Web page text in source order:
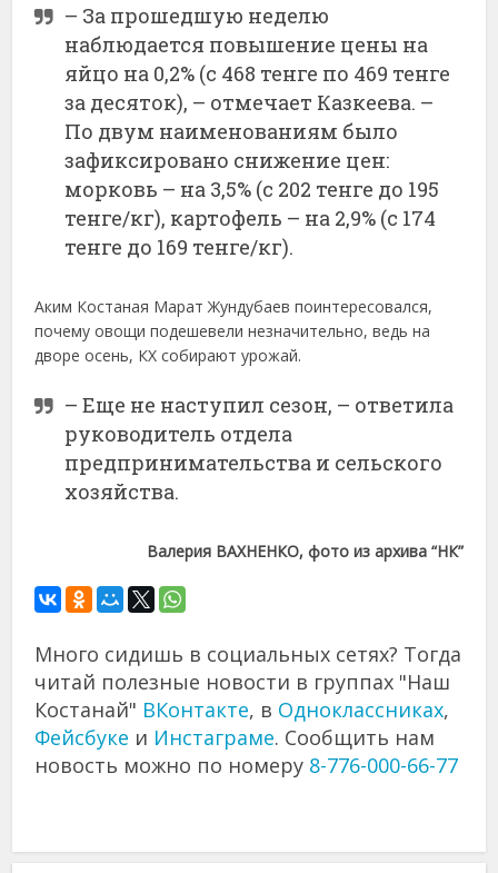
– За прошедшую неделю
наблюдается повышение цены на
яйцо на 0,2% (с 468 тенге по 469 тенге
за десяток), – отмечает Казкеева. –
По двум наименованиям было
зафиксировано снижение цен:
морковь – на 3,5% (с 202 тенге до 195
тенге/кг), картофель – на 2,9% (с 174
тенге до 169 тенге/кг).
Аким Костаная Марат Жундубаев поинтересовался,
почему овощи подешевели незначительно, ведь на
дворе осень, КХ собирают урожай.
– Еще не наступил сезон, – ответила
руководитель отдела
предпринимательства и сельского
хозяйства.
Валерия ВАХНЕНКО, фото из архива “НК”
Много сидишь в социальных сетях? Тогда
читай полезные новости в группах "Наш
Костанай" ВКонтакте, в Одноклассниках,
Фейсбуке и Инстаграме. Сообщить нам
новость можно по номеру 8-776-000-66-77